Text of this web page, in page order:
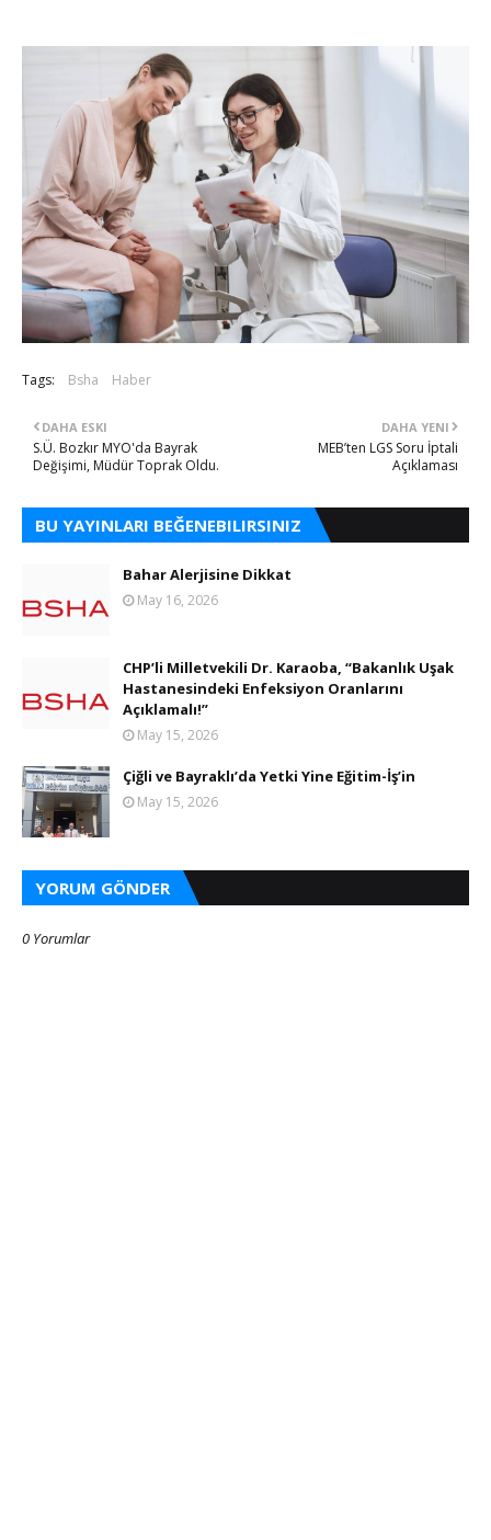
Tags: Bsha Haber
DAHA YENI
MEB’ten LGS Soru İptali
Açıklaması
DAHA ESKI
S.Ü. Bozkır MYO'da Bayrak
Değişimi, Müdür Toprak Oldu.
BU YAYINLARI BEĞENEBILIRSINIZ
Bahar Alerjisine Dikkat
May 16, 2026
CHP’li Milletvekili Dr. Karaoba, “Bakanlık Uşak
Hastanesindeki Enfeksiyon Oranlarını
Açıklamalı!”
May 15, 2026
Çiğli ve Bayraklı’da Yetki Yine Eğitim-İş’in
May 15, 2026
YORUM GÖNDER
0 Yorumlar